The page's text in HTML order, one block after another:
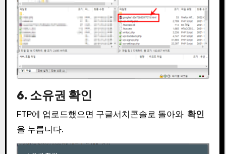
6. 소유권 확인
FTP에 업로드했으면 구글서치콘솔로 돌아와 확인
을 누릅니다.